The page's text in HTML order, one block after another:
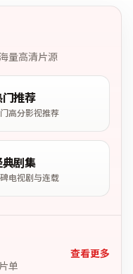
量高清片源
推荐
高分影视推荐
剧集
电视剧与连载
单
查看更多